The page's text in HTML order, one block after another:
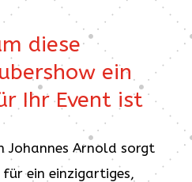
diese
ein
Ihr Event ist
Johannes Arnold sorgt
für ein einzigartiges,